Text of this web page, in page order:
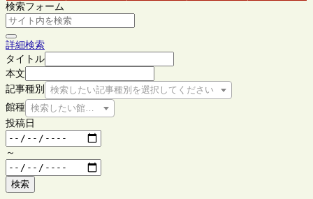
検索フォーム
詳細検索
タイトル
本文
記事種別
検索したい記事種別を選択してください
館種 検索したい館種を選択してください
投稿日
～
検索